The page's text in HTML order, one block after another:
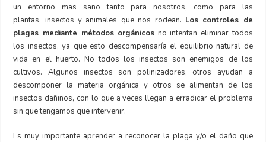
un entorno mas sano tanto para nosotros, como para las
plantas, insectos y animales que nos rodean. Los controles de
plagas mediante métodos orgánicos no intentan eliminar todos
los insectos, ya que esto descompensaría el equilibrio natural de
vida en el huerto. No todos los insectos son enemigos de los
cultivos. Algunos insectos son polinizadores, otros ayudan a
descomponer la materia orgánica y otros se alimentan de los
insectos dañinos, con lo que a veces llegan a erradicar el problema
sin que tengamos que intervenir.
Es muy importante aprender a reconocer la plaga y/o el daño que